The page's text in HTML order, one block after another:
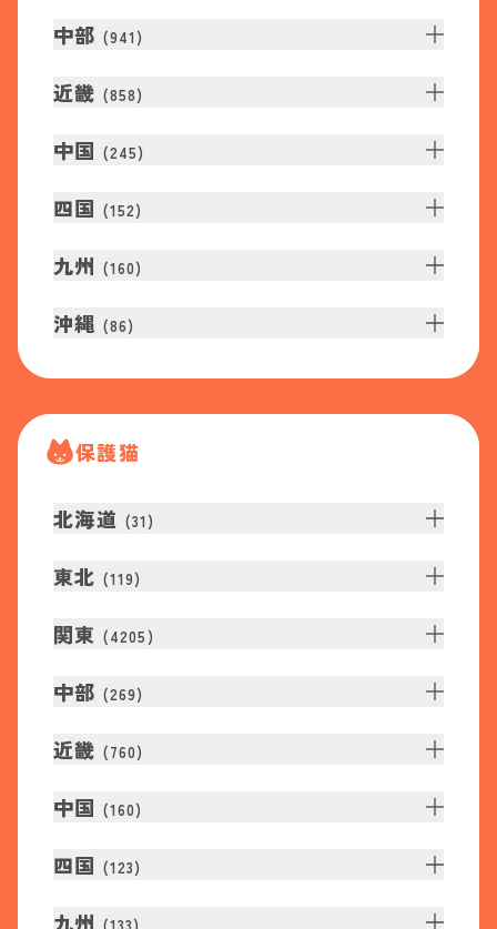
中部 (941 )
近畿 (858)
中国 (245)
四国 (152)
九州 (160)
沖縄 (86)
保護猫
北海道 (31 )
東北 (119)
関東 (4205 )
中部 (269)
近畿 (760)
中国 (160)
四国 (123)
九州